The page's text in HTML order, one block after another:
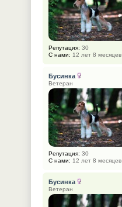
Репутация: 30
С нами: 12 лет 8 месяцев
Бусинка
Ветеран
Репутация: 30
С нами: 12 лет 8 месяцев
Бусинка
Ветеран